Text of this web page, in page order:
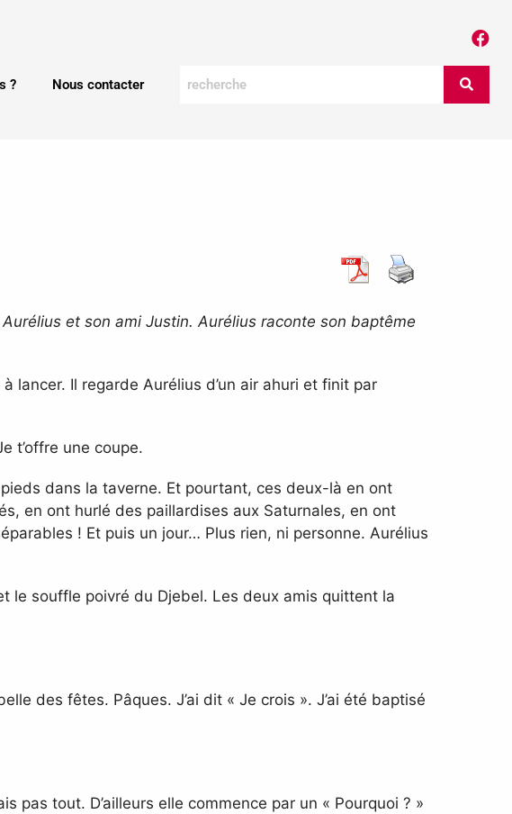
? Nous contacter
et son ami Justin. Aurélius raconte son baptême
lancer. Il regarde Aurélius d’un air ahuri et finit par
t’offre une coupe.
dans la taverne. Et pourtant, ces deux-là en ont
en ont hurlé des paillardises aux Saturnales, en ont
! Et puis un jour… Plus rien, ni personne. Aurélius
le souffle poivré du Djebel. Les deux amis quittent la
des fêtes. Pâques. J’ai dit « Je crois ». J’ai été baptisé
pas tout. D’ailleurs elle commence par un « Pourquoi ? »